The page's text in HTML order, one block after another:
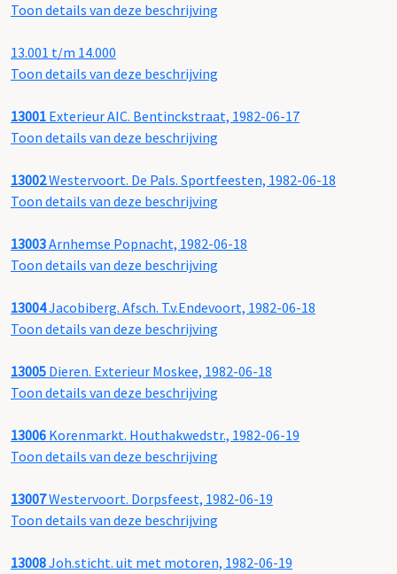
Toon details van deze beschrijving
13.001 t/m 14.000
Toon details van deze beschrijving
13001 Exterieur AIC. Bentinckstraat, 1982-06-17
Toon details van deze beschrijving
13002Westervoort. De Pals. Sportfeesten, 1982-06-18
Toon details van deze beschrijving
13003Arnhemse Popnacht, 1982-06-18
Toon details van deze beschrijving
13004Jacobiberg. Afsch. T.v.Endevoort, 1982-06-18
Toon details van deze beschrijving
13005 Dieren. Exterieur Moskee, 1982-06-18
Toon details van deze beschrijving
13006 Korenmarkt. Houthakwedstr., 1982-06-19
Toon details van deze beschrijving
13007Westervoort. Dorpsfeest, 1982-06-19
Toon details van deze beschrijving
13008Joh.sticht. uit met motoren, 1982-06-19